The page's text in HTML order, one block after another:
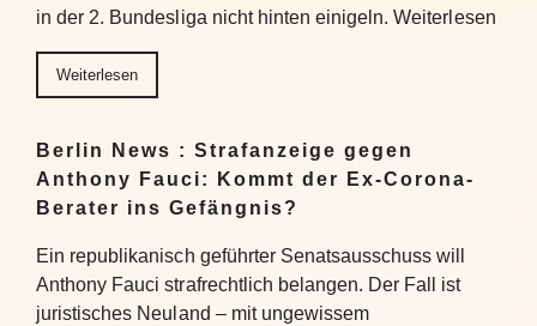
in der 2. Bundesliga nicht hinten einigeln. Weiterlesen
Weiterlesen
Berlin News : Strafanzeige gegen
Anthony Fauci: Kommt der Ex-Corona-
Berater ins Gefängnis?
Ein republikanisch geführter Senatsausschuss will
Anthony Fauci strafrechtlich belangen. Der Fall ist
juristisches Neuland – mit ungewissem